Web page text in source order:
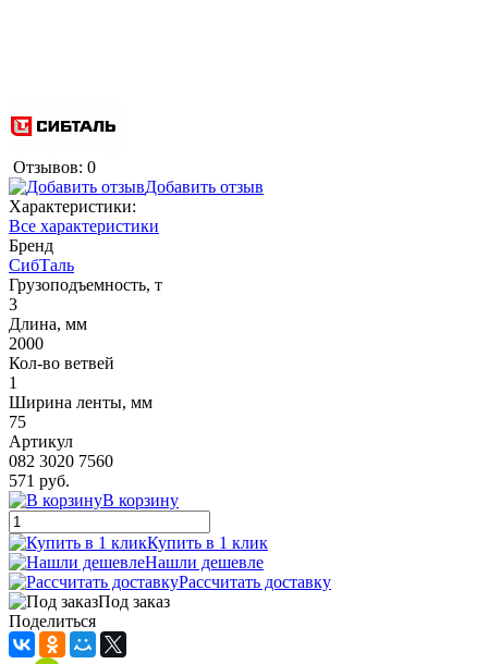
Отзывов: 0
Добавить отзыв
Характеристики:
Все характеристики
Бренд
СибТаль
Грузоподъемность, т
3
Длина, мм
2000
Кол-во ветвей
1
Ширина ленты, мм
75
Артикул
082 3020 7560
571 руб.
В корзину
Купить в 1 клик
Нашли дешевле
Рассчитать доставку
Под заказ
Поделиться